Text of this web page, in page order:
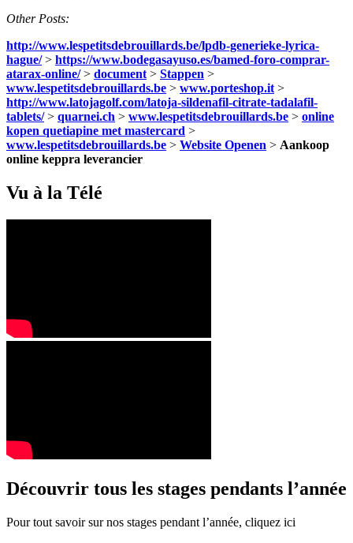
Other Posts:
http://www.lespetitsdebrouillards.be/lpdb-generieke-lyrica-
hague/> https://www.bodegasayuso.es/bamed-foro-comprar-
atarax-online/> document > Stappen >
www.lespetitsdebrouillards.be > www.porteshop.it >
http://www.latojagolf.com/latoja-sildenafil-citrate-tadalafil-
tablets/> quarnei.ch > www.lespetitsdebrouillards.be > online
kopen quetiapine met mastercard >
www.lespetitsdebrouillards.be > Website Openen > Aankoop
online keppra leverancier
Vu à la Télé
Découvrir tous les stages pendants l’année
Pour tout savoir sur nos stages pendant l’année, cliquez ici